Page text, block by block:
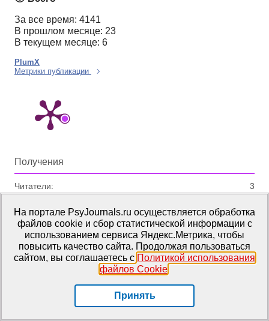
За все время: 4141
В прошлом месяце: 23
В текущем месяце: 6
PlumX
Метрики публикации
Получения
Читатели: 3
View details
Статьи по теме
Математические методы в психологии и смежных
Кравцов Г.Г.
Адаптивная много-интервальная шкала (AMIS):
построение единого метрического пространства
На портале PsyJournals.ru осуществляется обработка
файлов cookie и сбор статистической информации с
использованием сервиса Яндекс.Метрика, чтобы
повысить качество сайта. Продолжая пользоваться
сайтом, вы соглашаетесь с Политикой использования
файлов Cookie.
Принять